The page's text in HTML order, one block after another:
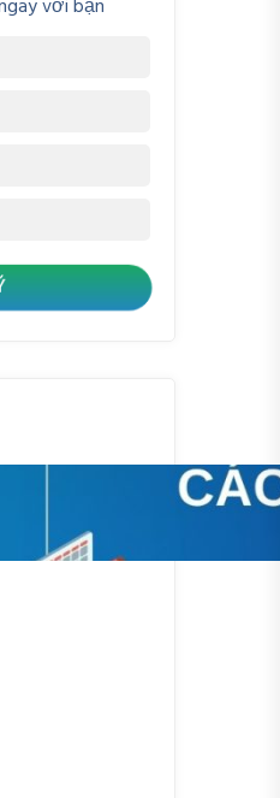
với bạn